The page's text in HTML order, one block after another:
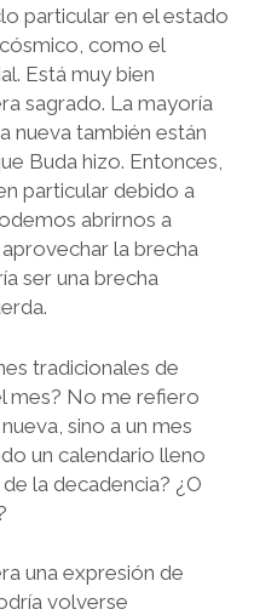
particular en el estado
como el
Está muy bien
sagrado. La mayoría
nueva también están
Buda hizo. Entonces,
particular debido a
abrirnos a
la brecha
ser una brecha
tradicionales de
mes? No me refiero
sino a un mes
un calendario lleno
la decadencia? ¿O
una expresión de
volverse